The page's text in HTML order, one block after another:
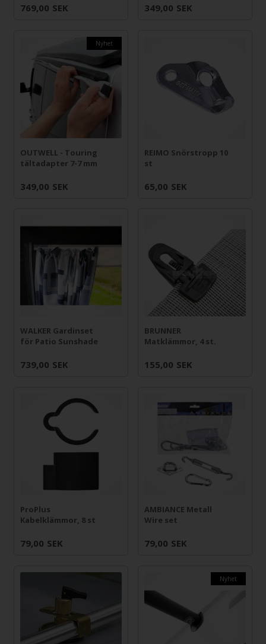
769,00 SEK 349,00 SEK
Nyhet
OUTWELL - Touring
tältadapter 7-7 mm
349,00 SEK
REIMO Snörstropp 10
st
65,00 SEK
WALKER Gardinset
för Patio Sunshade
739,00 SEK
BRUNNER
Matklämmor, 4 st.
155,00 SEK
ProPlus
Kabelklämmor, 8 st
79,00 SEK
AMBIANCE Metall
Wire set
79,00 SEK
Nyhet